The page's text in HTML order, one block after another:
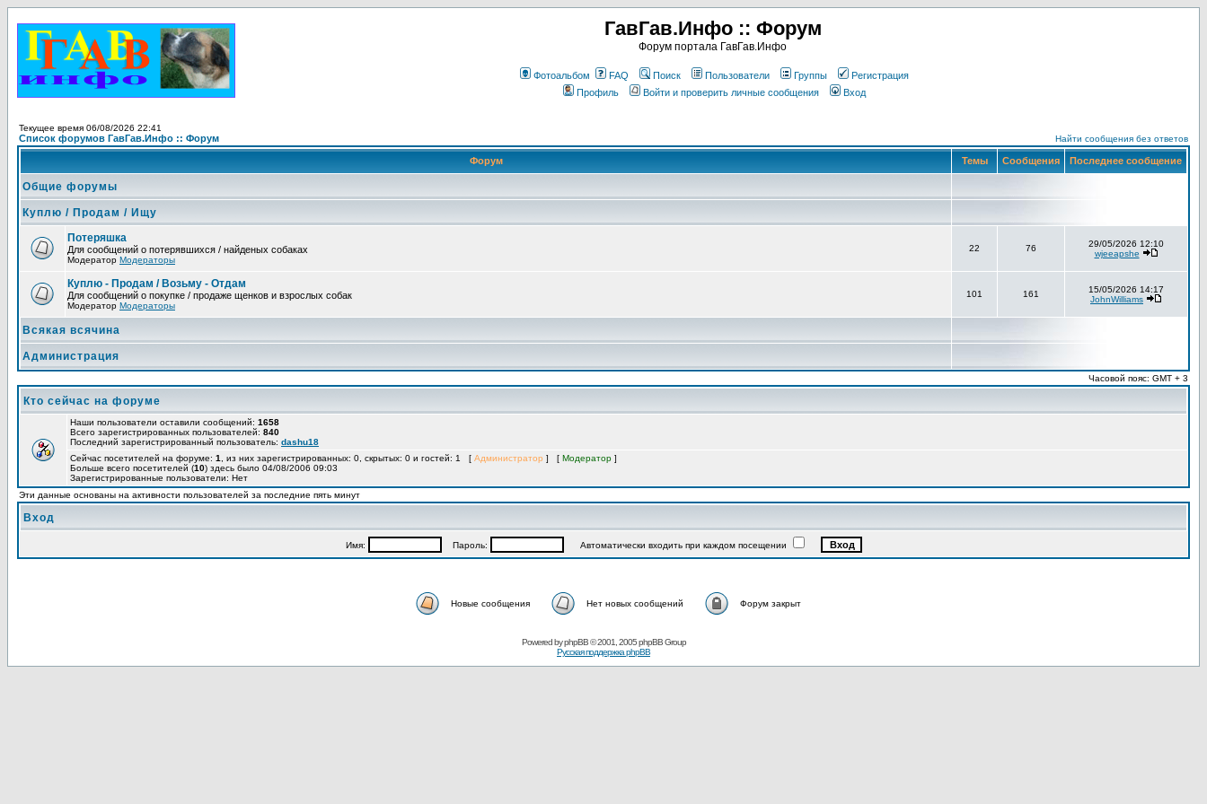
ГавГав.Инфо :: Форум
Форум портала ГавГав.Инфо
Фотоальбом FAQ Поиск Пользователи Группы
Регистрация
Профиль
Войти и проверить личные сообщения Вход
Текущее время 06/08/2026 22:41
Список форумов ГавГав.Инфо :: Форум Найти сообщения без ответов
Форум Темы Сообщения Последнее сообщение
Общие форумы
Куплю / Продам / Ищу
Потеряшка
Для сообщений о потерявшихся / найденых собаках
Модератор Модераторы
22 76
29/05/2026 12:10
wjeeapshe
Куплю - Продам / Возьму - Отдам
Для сообщений о покупке / продаже щенков и взрослых собак
Модератор Модераторы
101 161
15/05/2026 14:17
JohnWilliams
Всякая всячина
Администрация
Часовой пояс: GMT + 3
Кто сейчас на форуме
Наши пользователи оставили сообщений: 1658
Всего зарегистрированных пользователей: 840
Последний зарегистрированный пользователь: dashu18
Сейчас посетителей на форуме: 1 , из них зарегистрированных: 0, скрытых: 0 и гостей: 1 [ Администратор ] [ Модератор ]
Больше всего посетителей (10) здесь было 04/08/2006 09:03
Зарегистрированные пользователи: Нет
Эти данные основаны на активности пользователей за последние пять минут
Вход
Имя: Пароль: Автоматически входить при каждом посещении
Новые сообщения Нет новых сообщений Форум закрыт
Powered byphpBB© 2001, 2005 phpBB Group
Русская поддержка phpBB